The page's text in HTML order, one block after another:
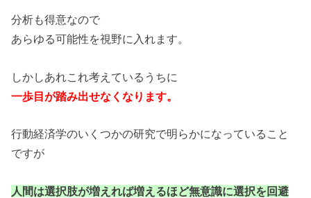
分析も得意なので
あらゆる可能性を視野に入れます。
しかしあれこれ考えているうちに
一歩目が踏み出せなくなります。
行動経済学のいくつかの研究で明らかになっていること
ですが
人間は選択肢が増えれば増えるほど無意識に選択を回避